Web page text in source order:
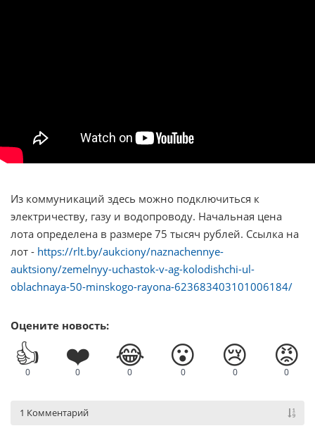
Из коммуникаций здесь можно подключиться к
электричеству, газу и водопроводу. Начальная цена
лота определена в размере 75 тысяч рублей. Ссылка на
лот - https://rlt.by/aukciony/naznachennye-
auktsiony/zemelnyy-uchastok-v-ag-kolodishchi-ul-
oblachnaya-50-minskogo-rayona-623683403101006184/
Оцените новость:
👍
0
❤️
0
😂
0
😮
0
😢
0
😡
0
1 Комментарий